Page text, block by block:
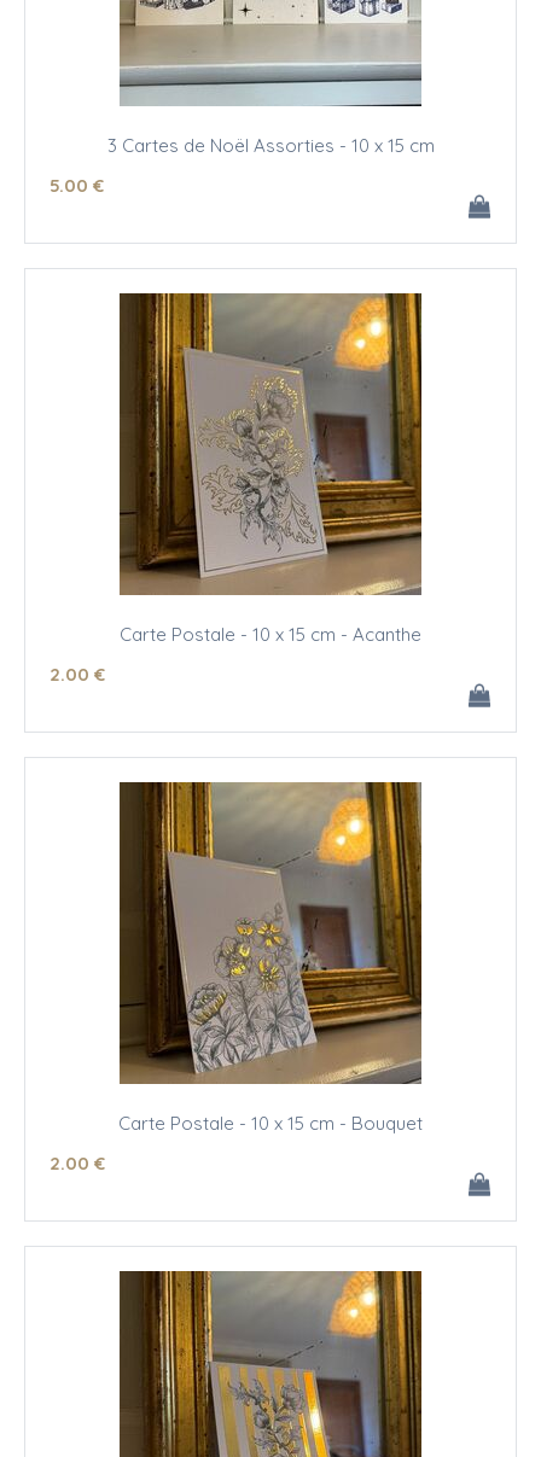
3 Cartes de Noël Assorties - 10 x 15 cm
5.00 €
Carte Postale - 10 x 15 cm - Acanthe
2.00 €
Carte Postale - 10 x 15 cm - Bouquet
2.00 €